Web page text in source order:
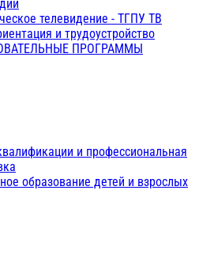
телевидение - ТГПУ ТВ
и трудоустройство
ПРОГРАММЫ
и профессиональная
образование детей и взрослых